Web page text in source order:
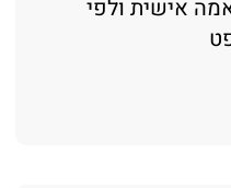
אישית ולפי